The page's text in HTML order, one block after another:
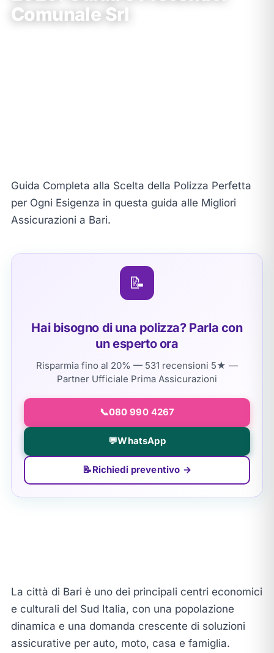
Comunale Srl
Guida Completa alla Scelta della Polizza Perfetta
per Ogni Esigenza in questa guida alle Migliori
Assicurazioni a Bari.
📝
Hai bisogno di una polizza? Parla con
un esperto ora
Risparmia fino al 20% — 531 recensioni 5★ —
Partner Ufficiale Prima Assicurazioni
📞080 990 4267
💬WhatsApp
📝Richiedi preventivo →
La città di Bari è uno dei principali centri economici
e culturali del Sud Italia, con una popolazione
dinamica e una domanda crescente di soluzioni
assicurative per auto, moto, casa e famiglia.